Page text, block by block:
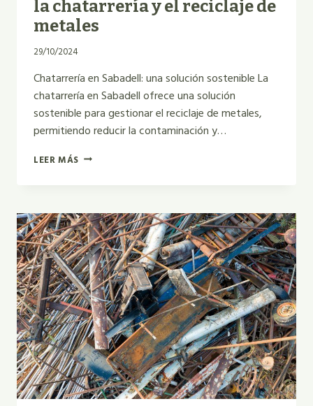
la chatarrería y el reciclaje de
metales
29/10/2024
Chatarrería en Sabadell: una solución sostenible La
chatarrería en Sabadell ofrece una solución
sostenible para gestionar el reciclaje de metales,
permitiendo reducir la contaminación y…
LEER MÁS LOS
LA
CHATARRERÍA
Y
EL
RECICLAJE
DE
METALES